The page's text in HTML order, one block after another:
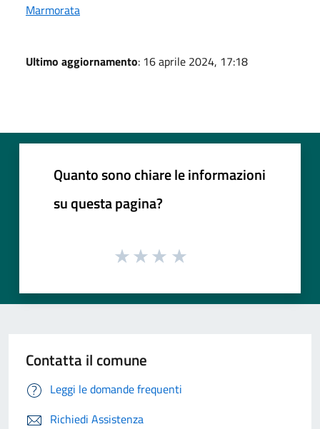
Marmorata
Ultimo aggiornamento: 16 aprile 2024, 17:18
Quanto sono chiare le informazioni
su questa pagina?
Contatta il comune
Leggi le domande frequenti
Richiedi Assistenza